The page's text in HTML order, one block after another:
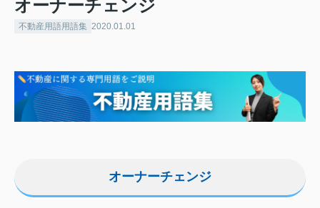
オーナーチェンジ
不動産用語用語集 2020.01.01
オーナーチェンジ